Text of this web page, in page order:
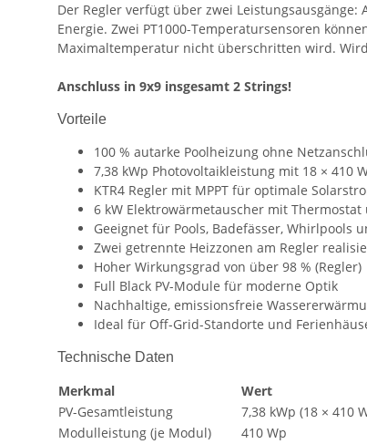
Der Regler verfügt über zwei
Energie. Zwei PT1000-Temperatursensoren
Maximaltemperatur nicht überschritten wird.
Anschluss in 9x9 insgesamt 2 Strings!
Vorteile
100 % autarke Poolheizung ohne
7,38 kWp Photovoltaikleistung mit 18 × 410
KTR4 Regler mit MPPT für optimale
6 kW Elektrowärmetauscher mit
Geeignet für Pools, Badefässer, Whirlpools
Zwei getrennte Heizzonen am Regler
Hoher Wirkungsgrad von über 98 % (Regler)
Full Black PV-Module für moderne Optik
Nachhaltige, emissionsfreie
Ideal für Off-Grid-Standorte und
Technische Daten
Merkmal
Wert
PV-Gesamtleistung
7,38 kWp (18 × 410
Modulleistung (je Modul)
410 Wp